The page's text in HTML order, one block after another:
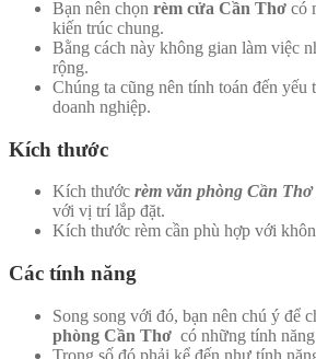
Bạn nên chọn rèm cửa Cần Thơ có
kiến trúc chung.
Bằng cách này không gian làm việc
rộng.
Chúng ta cũng nên tính toán đến yếu
doanh nghiệp.
Kích thước
Kích thước rèm văn phòng Cần Thơ
với vị trí lắp đặt.
Kích thước rèm cần phù hợp với
Các tính năng
Song song với đó, bạn nên chú ý để
phòng Cần Thơ có những tính
Trong số đó phải kể đến như tính